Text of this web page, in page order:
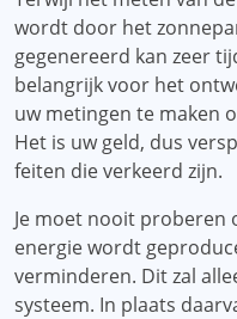
wordt door het
gegenereerd kan zeer
belangrijk voor het
uw metingen te maken
Het is uw geld, dus
feiten die verkeerd zijn.
Je moet nooit proberen
energie wordt
verminderen. Dit zal
systeem. In plaats